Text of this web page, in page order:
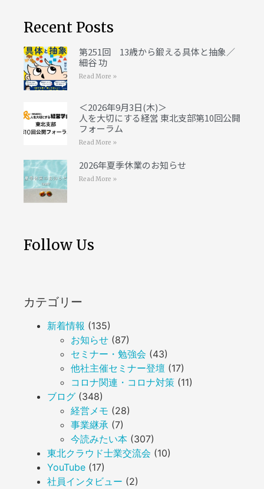
Recent Posts
第251回 13歳から鍛える具体と抽象／
細谷 功
Read More »
＜2026年9月3日(木)＞
人を大切にする経営 東北支部第10回公開
フォーラム
Read More »
2026年夏季休業のお知らせ
Read More »
Follow Us
カテゴリー
新着情報 (135)
お知らせ (87)
セミナー・勉強会 (43)
他社主催セミナー登壇 (17)
コロナ関連・コロナ対策 (11)
ブログ (348)
経営メモ (28)
事業継承 (7)
今読みたい本 (307)
東北クラウド士業交流会 (10)
YouTube (17)
社員インタビュー (2)